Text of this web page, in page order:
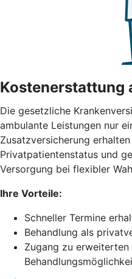
Kostenerstattung
Die gesetzliche
ambulante Leistungen nur
Zusatzversicherung
Privatpatientenstatus und
Versorgung bei flexibler
Ihre Vorteile:
Schneller Termine
Behandlung als
Zugang zu erweiterten